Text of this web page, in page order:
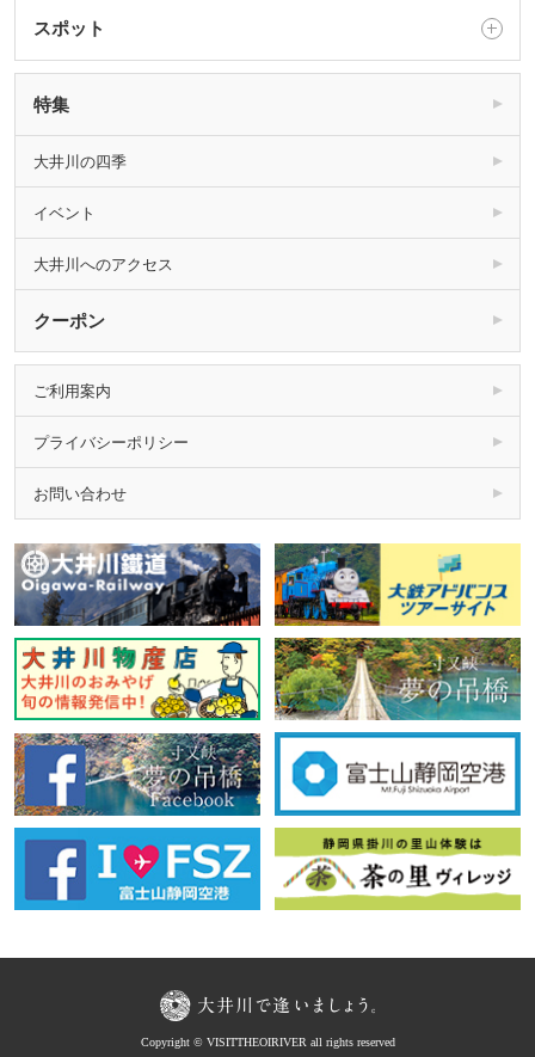
スポット
特集
大井川の四季
イベント
大井川へのアクセス
クーポン
ご利用案内
プライバシーポリシー
お問い合わせ
Copyright © VISITTHEOIRIVER all rights reserved